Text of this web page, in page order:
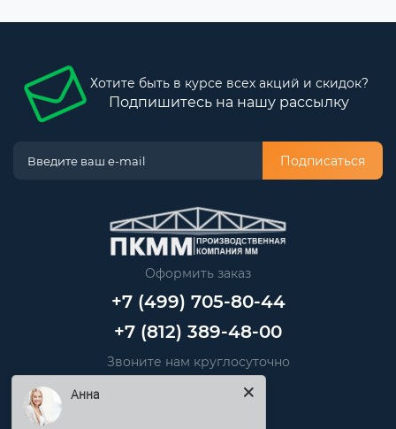
Хотите быть в курсе всех акций и скидок?
Подпишитесь на нашу рассылку
Подписаться
Оформить заказ
+7 (499) 705-80-44
+7 (812) 389-48-00
Звоните нам круглосуточно
info@pkmm.ru